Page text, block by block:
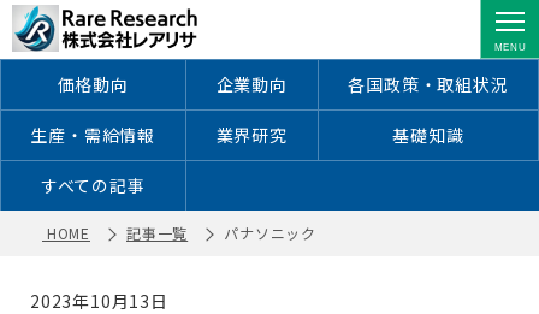
パナソニック ｜ レアアース・レアメ
タルに特化した情報を配信
価格動向 企業動向 各国政策・取組状況
生産・需給情報 業界研究 基礎知識
すべての記事
HOME 記事一覧 パナソニック
2023年10月13日